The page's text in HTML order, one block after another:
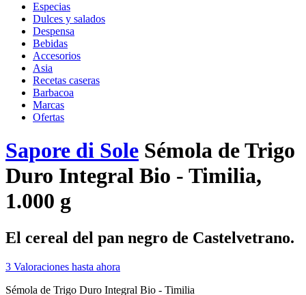
Especias
Dulces y salados
Despensa
Bebidas
Accesorios
Asia
Recetas caseras
Barbacoa
Marcas
Ofertas
Sapore di Sole Sémola de Trigo
Duro Integral Bio - Timilia,
1.000 g
El cereal del pan negro de Castelvetrano.
3 Valoraciones hasta ahora
Sémola de Trigo Duro Integral Bio - Timilia